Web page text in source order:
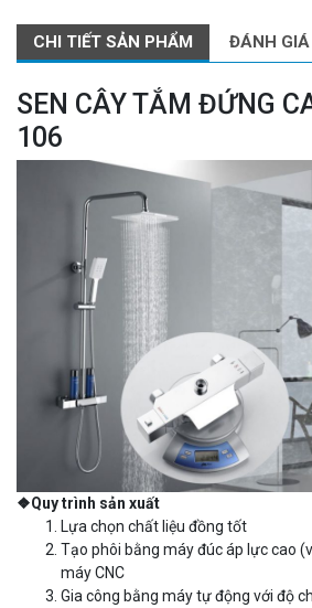
CHI TIẾT SẢN PHẨM ĐÁNH
SEN CÂY TẮM ĐỨNG
106
❖Quy trình sản xuất
Lựa chọn chất liệu đồng tốt
Tạo phôi bằng máy đúc áp lực cao
máy CNC
Gia công bằng máy tự động với độ